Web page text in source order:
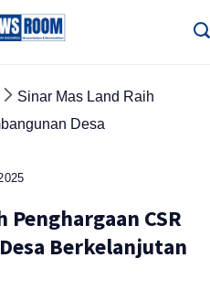
Sinar Mas Land Raih
Desa
Penghargaan CSR
Berkelanjutan